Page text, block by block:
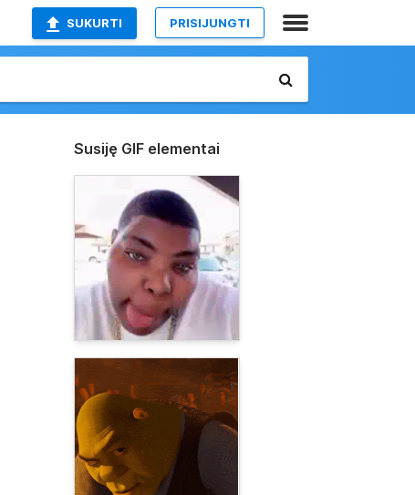
SUKURTI PRISIJUNGTI
Susiję GIF elementai